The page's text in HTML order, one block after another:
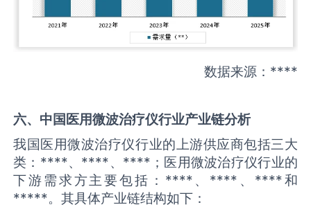
数据来源：****
六、中国医用微波治疗仪行业产业链分析
我国医用微波治疗仪行业的上游供应商包括三大
类：****、****、****；医用微波治疗仪行业的
下游需求方主要包括：****、****、****和
*****。其具体产业链结构如下：